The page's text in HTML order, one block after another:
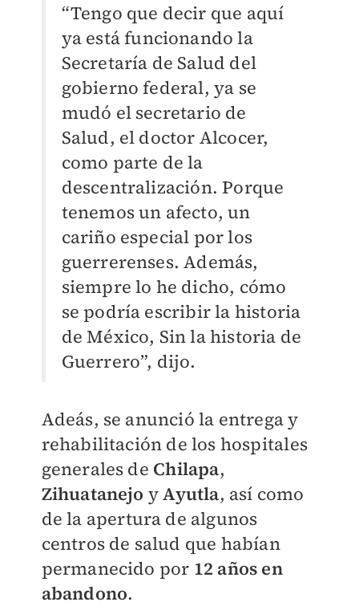
“Tengo que decir que aquí
ya está funcionando la
Secretaría de Salud del
gobierno federal, ya se
mudó el secretario de
Salud, el doctor Alcocer,
como parte de la
descentralización. Porque
tenemos un afecto, un
cariño especial por los
guerrerenses. Además,
siempre lo he dicho, cómo
se podría escribir la historia
de México, Sin la historia de
Guerrero”, dijo.
Adeás, se anunció la entrega y
rehabilitación de los hospitales
generales de Chilapa,
Zihuatanejo yAyutla, así como
de la apertura de algunos
centros de salud que habían
permanecido por 12 años en
abandono.